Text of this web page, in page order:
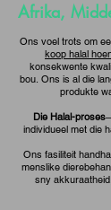
Afrika,
Ons voel trots om
koop halal
konsekwente
bou. Ons is al die
produkte
Die Halal-proses
individueel met die
Ons fasiliteit
menslike
sny